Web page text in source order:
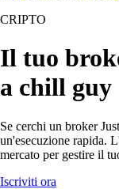
CRIPTO
Il tuo
a chill guy
Se cerchi un broker
un'esecuzione rapida.
mercato per gestire il
Iscriviti ora